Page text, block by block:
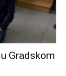
Gradskom